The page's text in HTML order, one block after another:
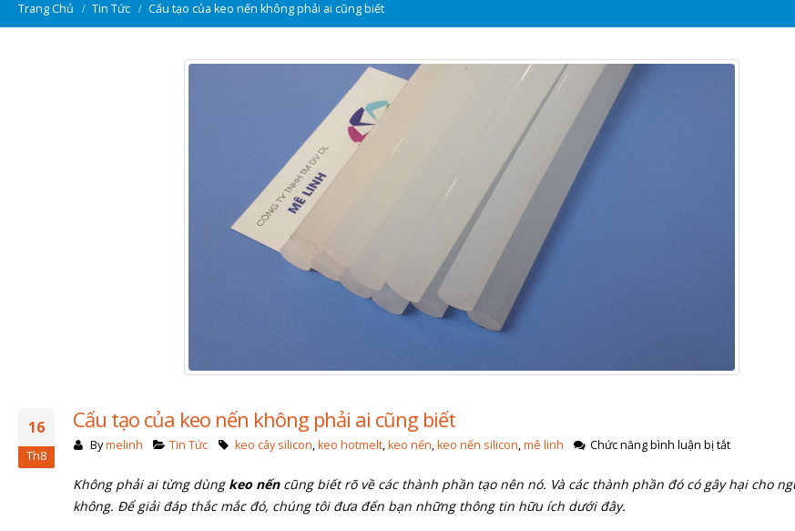
Trang Chủ Tin Tức Cấu tạo của keo nến không phải ai cũng biết
16
Th8
Cấu tạo của keo nến không phải ai cũng biết
Bymelinh Tin Tức keo cây silicon,keo hotmelt,keo nến,keo nến silicon,mê linh Chức năng bình luận bị tắtở
tạo
Không phải ai từng dùng keo nếncũng biết rõ về các thành phần tạo nên nó. Và các thành phần đó có gây hại cho
không. Để giải đáp thắc mắc đó, chúng tôi đưa đến bạn những thông tin hữu ích dưới đây.